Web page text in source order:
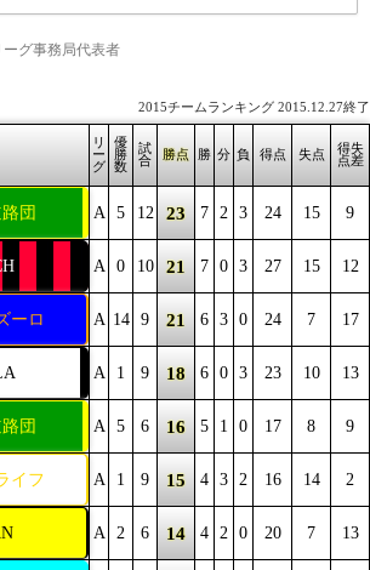
ーグ事務局代表者
2015チームランキング 2015.12.27終了
リ
ー
グ
優
勝
数
試
合
勝点 勝 分 負 得点 失点
得失
点差
団 A 5 12 23 7 2 3 24 15 9
A 0 10 21 7 0 3 27 15 12
ーロ A 14 9 21 6 3 0 24 7 17
A 1 9 18 6 0 3 23 10 13
団 A 5 6 16 5 1 0 17 8 9
イフ A 1 9 15 4 3 2 16 14 2
A 2 6 14 4 2 0 20 7 13